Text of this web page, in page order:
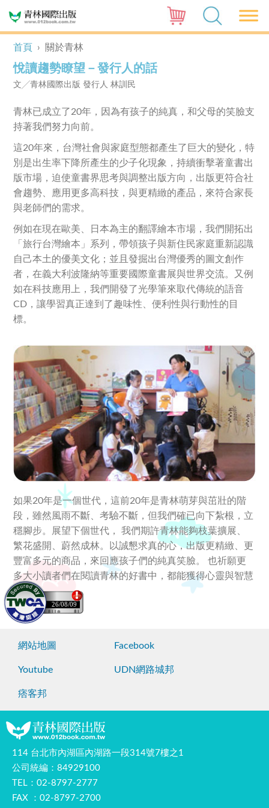
首頁 › 關於青林
悅讀趨勢瞭望－發行人的話
文╱青林國際出版 發行人 林訓民
青林已成立了20年，因為有孩子的純真，和父母的笑臉支
持著我們努力向前。
這20年來，台灣社會與家庭型態都產生了巨大的變化，特
別是出生率下降所產生的少子化現象，持續衝擊著童書出
版市場，迫使童書界思考與調整出版方向，出版更符合社
會趨勢、應用更多高科技，與更精緻的產品，來符合家長
與老師們的需求。
例如在現在歐美、日本為主的翻譯繪本市場，我們開拓出
「旅行台灣繪本」系列，帶領孩子與新住民家庭重新認識
自己本土的優美文化；並且發掘出台灣優秀的圖文創作
者，在義大利波隆納等重要國際童書展與世界交流。又例
如在科技應用上，我們開發了光學筆來取代傳統的語音
CD，讓學習真正達到了趣味性、便利性與行動性的目
標。
如果20年是一個世代，這前20年是青林萌芽與茁壯的階
段，雖然風雨不斷、考驗不斷，但我們確已向下紮根，立
穩腳步。展望下個世代， 我們期許青林能夠枝葉擴展、
繁花盛開、蔚然成林。以誠懇求真的心，出版更精緻、更
豐富多元的商品，來回應孩子們的純真笑臉。 也祈願更
多大小讀者們在閱讀青林的好書中，都能獲得心靈與智慧
的滿足。
26/08/09
網站地圖 Facebook
Youtube UDN網路城邦
痞客邦
114 台北市內湖區內湖路一段314號7樓之1
公司統編：84929100
TEL：02-8797-2777
FAX ：02-8797-2700